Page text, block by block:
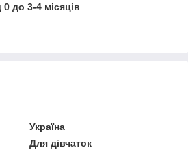
до 3-4 місяців
Україна
Для дівчаток